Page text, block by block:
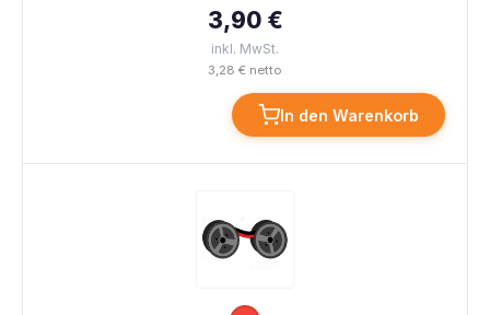
3,90 €
inkl. MwSt.
3,28 € netto
In den Warenkorb